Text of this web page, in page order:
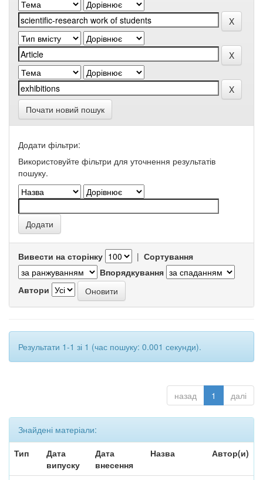
Почати новий пошук
Додати фільтри:
Використовуйте фільтри для уточнення результатів
пошуку.
Вивести на сторінку | Сортування
Впорядкування
Автори
Результати 1-1 зі 1 (час пошуку: 0.001 секунди).
назад 1 далі
Знайдені матеріали:
Тип
Дата
випуску
Дата
внесення
Назва Автор(и)